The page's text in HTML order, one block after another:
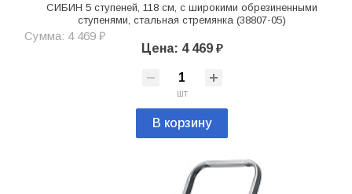
СИБИН 5 ступеней, 118 см, c широкими обрезиненными
ступенями, стальная стремянка (38807-05)
Сумма: 4 469 ₽
Цена: 4 469 ₽
шт
В корзину